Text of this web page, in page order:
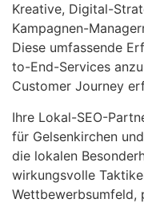
Kreative, Digital-
Kampagnen-
Diese umfassende
to-End-Services
Customer Journey
Ihre Lokal-SEO-
für Gelsenkirchen
die lokalen
wirkungsvolle
Wettbewerbsumfeld,